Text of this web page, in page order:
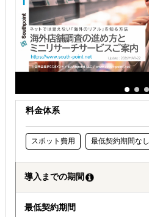
料金体系
スポット費用 最低契約期間なし
導入までの期間
最低契約期間